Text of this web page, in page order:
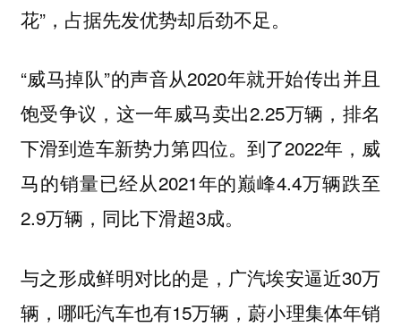
花”，占据先发优势却后劲不足。
“威马掉队”的声音从2020年就开始传出并且
饱受争议，这一年威马卖出2.25万辆，排名
下滑到造车新势力第四位。到了2022年，威
马的销量已经从2021年的巅峰4.4万辆跌至
2.9万辆，同比下滑超3成。
与之形成鲜明对比的是，广汽埃安逼近30万
辆，哪吒汽车也有15万辆，蔚小理集体年销